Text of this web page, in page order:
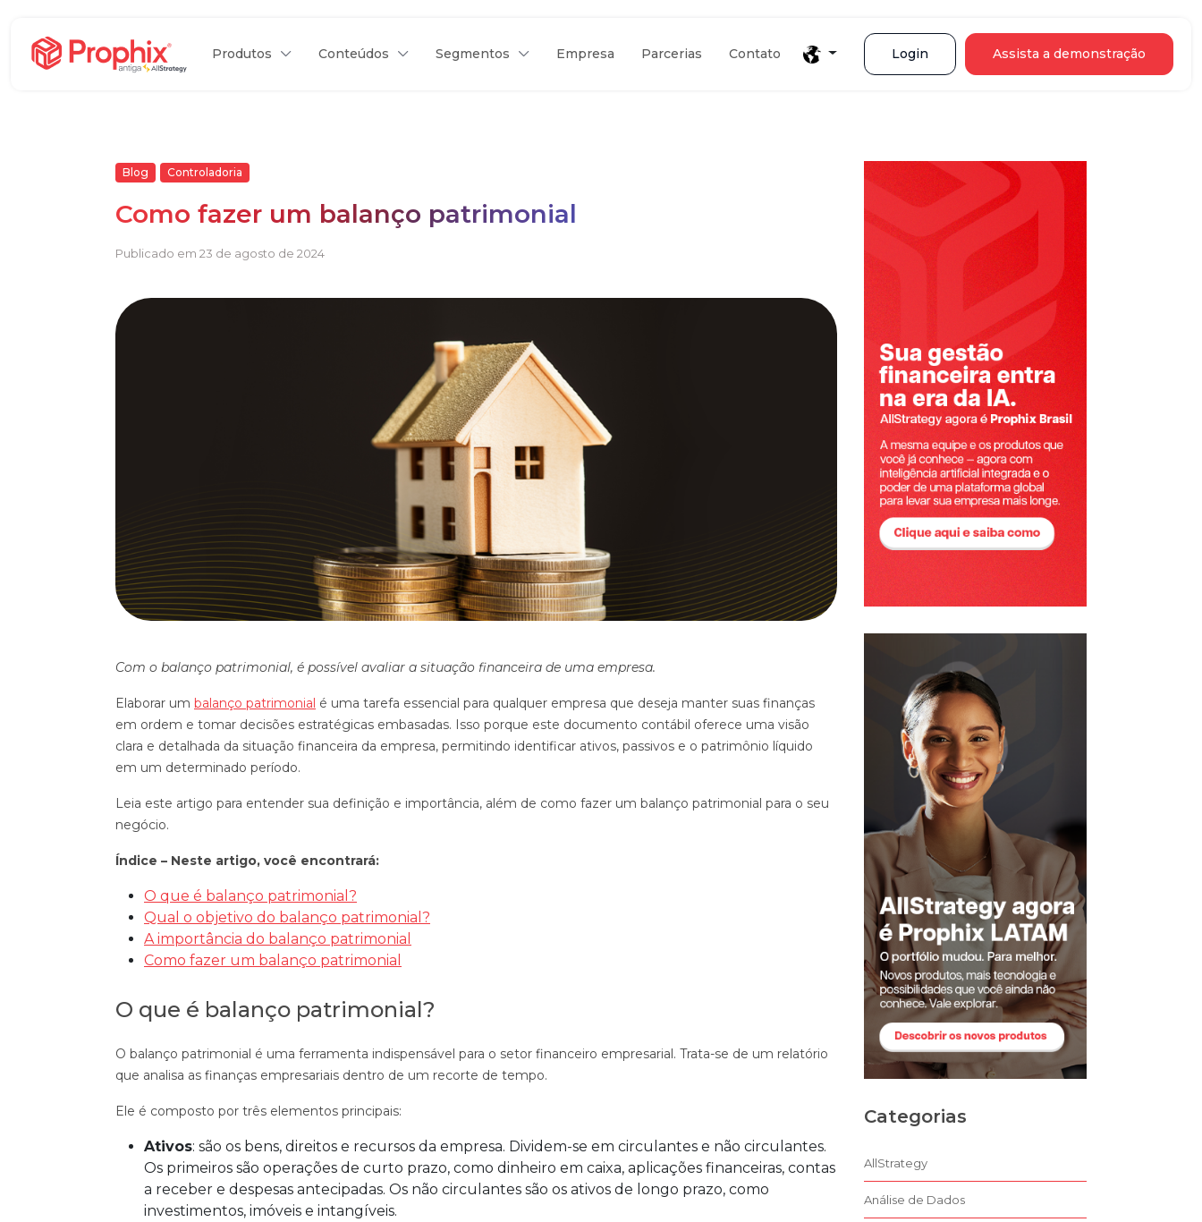
Produtos Conteúdos Segmentos Empresa Parcerias Contato Login Assista a demonstração
Blog Controladoria
Como fazer um balanço patrimonial
Publicado em 23 de agosto de 2024
Com o balanço patrimonial, é possível avaliar a situação financeira de uma empresa.
Elaborar um balanço patrimonial é uma tarefa essencial para qualquer empresa que deseja manter suas finanças
em ordem e tomar decisões estratégicas embasadas. Isso porque este documento contábil oferece uma visão
clara e detalhada da situação financeira da empresa, permitindo identificar ativos, passivos e o patrimônio líquido
em um determinado período.
Leia este artigo para entender sua definição e importância, além de como fazer um balanço patrimonial para o seu
negócio.
Índice – Neste artigo, você encontrará:
O que é balanço patrimonial?
Qual o objetivo do balanço patrimonial?
A importância do balanço patrimonial
Como fazer um balanço patrimonial
O que é balanço patrimonial?
O balanço patrimonial é uma ferramenta indispensável para o setor financeiro empresarial. Trata-se de um relatório
que analisa as finanças empresariais dentro de um recorte de tempo.
Ele é composto por três elementos principais:
Ativos: são os bens, direitos e recursos da empresa. Dividem-se em circulantes e não circulantes.
Os primeiros são operações de curto prazo, como dinheiro em caixa, aplicações financeiras, contas
a receber e despesas antecipadas. Os não circulantes são os ativos de longo prazo, como
investimentos, imóveis e intangíveis.
Categorias
AllStrategy
Análise de Dados